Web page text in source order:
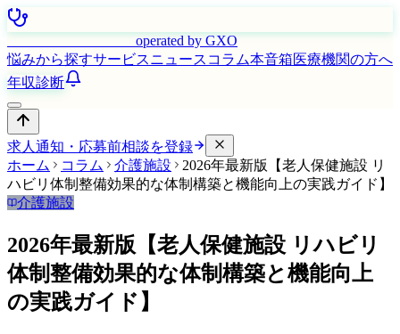
operated by GXO
悩みから探すサービスニュース コラム本音箱医療機関の方へ
年収診断
求人通知・応募前相談を登録
ホーム
コラム 介護施設
2026年最新版【老人保健施設 リ
ハビリ体制整備効果的な体制構築と機能向上の実践ガイド】
介護施設
2026年最新版【老人保健施設 リハビリ
体制整備効果的な体制構築と機能向上
の実践ガイド】